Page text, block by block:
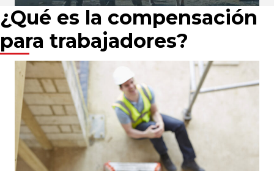
¿Qué es la compensación
para trabajadores?